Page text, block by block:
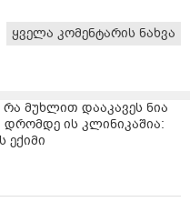
ყველა კომენტარის ნახვა
მუხლით დააკავეს ნია
დრომდე ის კლინიკაშია:
ექიმი